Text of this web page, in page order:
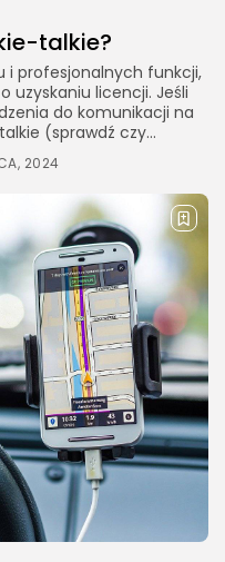
talkie?
i profesjonalnych funkcji,
uzyskaniu licencji. Jeśli
do komunikacji na
(sprawdź czy...
2024